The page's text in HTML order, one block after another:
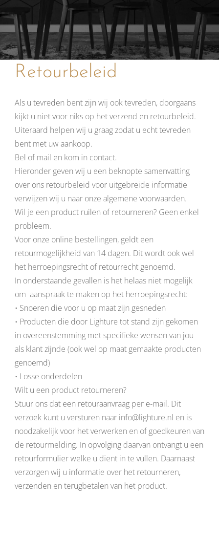
Retourbeleid
Als u tevreden bent zijn wij ook tevreden, doorgaans
kijkt u niet voor niks op het verzend en retourbeleid.
Uiteraard helpen wij u graag zodat u echt tevreden
bent met uw aankoop.
Bel of mail en kom in contact.
Hieronder geven wij u een beknopte samenvatting
over ons retourbeleid voor uitgebreide informatie
verwijzen wij u naar onze algemene voorwaarden.
Wil je een product ruilen of retourneren? Geen enkel
probleem.
Voor onze online bestellingen, geldt een
retourmogelijkheid van 14 dagen. Dit wordt ook wel
het herroepingsrecht of retourrecht genoemd.
In onderstaande gevallen is het helaas niet mogelijk
om aanspraak te maken op het herroepingsrecht:
• Snoeren die voor u op maat zijn gesneden
• Producten die door Lighture tot stand zijn gekomen
in overeenstemming met specifieke wensen van jou
als klant zijnde (ook wel op maat gemaakte producten
genoemd)
• Losse onderdelen
Wilt u een product retourneren?
Stuur ons dat een retouraanvraag per e-mail. Dit
verzoek kunt u versturen naar info@lighture.nl en is
noodzakelijk voor het verwerken en of goedkeuren van
de retourmelding. In opvolging daarvan ontvangt u een
retourformulier welke u dient in te vullen. Daarnaast
verzorgen wij u informatie over het retourneren,
verzenden en terugbetalen van het product.